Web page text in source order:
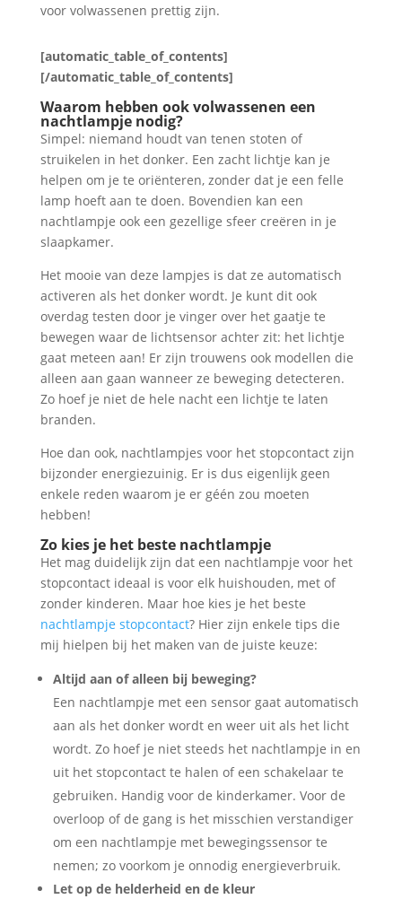
voor volwassenen prettig zijn.
[automatic_table_of_contents]
[/automatic_table_of_contents]
Waarom hebben ook volwassenen een
nachtlampje nodig?
Simpel: niemand houdt van tenen stoten of
struikelen in het donker. Een zacht lichtje kan je
helpen om je te oriënteren, zonder dat je een felle
lamp hoeft aan te doen. Bovendien kan een
nachtlampje ook een gezellige sfeer creëren in je
slaapkamer.
Het mooie van deze lampjes is dat ze automatisch
activeren als het donker wordt. Je kunt dit ook
overdag testen door je vinger over het gaatje te
bewegen waar de lichtsensor achter zit: het lichtje
gaat meteen aan! Er zijn trouwens ook modellen die
alleen aan gaan wanneer ze beweging detecteren.
Zo hoef je niet de hele nacht een lichtje te laten
branden.
Hoe dan ook, nachtlampjes voor het stopcontact zijn
bijzonder energiezuinig. Er is dus eigenlijk geen
enkele reden waarom je er géén zou moeten
hebben!
Zo kies je het beste nachtlampje
Het mag duidelijk zijn dat een nachtlampje voor het
stopcontact ideaal is voor elk huishouden, met of
zonder kinderen. Maar hoe kies je het beste
nachtlampje stopcontact? Hier zijn enkele tips die
mij hielpen bij het maken van de juiste keuze:
Altijd aan of alleen bij beweging?
Een nachtlampje met een sensor gaat automatisch
aan als het donker wordt en weer uit als het licht
wordt. Zo hoef je niet steeds het nachtlampje in en
uit het stopcontact te halen of een schakelaar te
gebruiken. Handig voor de kinderkamer. Voor de
overloop of de gang is het misschien verstandiger
om een nachtlampje met bewegingssensor te
nemen; zo voorkom je onnodig energieverbruik.
Let op de helderheid en de kleur